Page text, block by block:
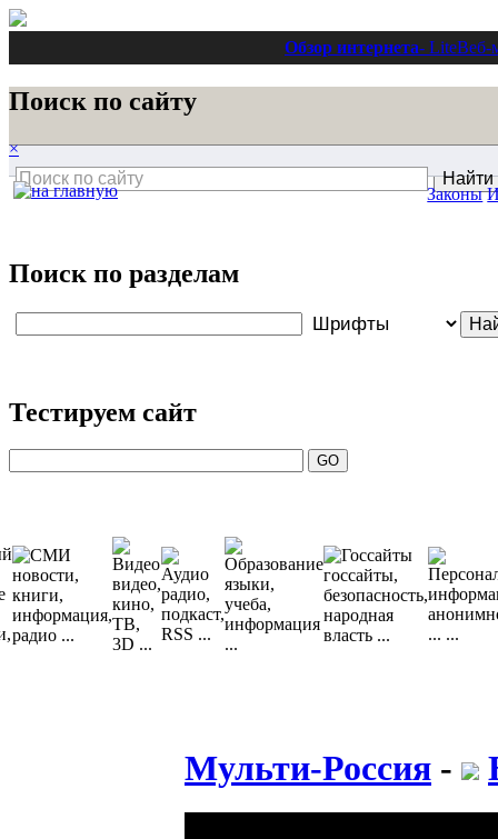
Обзор интернета- LiteВеб-
Поиск по сайту
×
Поиск по разделам
Тестируем сайт
Законы
Мульти-Россия -